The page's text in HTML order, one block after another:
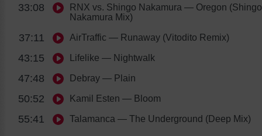
33:08 RNX vs. Shingo Nakamura — Oregon (Shingo
Nakamura Mix)
37:11 AirTraffic — Runaway (Vitodito Remix)
43:15 Lifelike — Nightwalk
47:48 Debray — Plain
50:52 Kamil Esten — Bloom
55:41 Talamanca — The Underground (Deep Mix)